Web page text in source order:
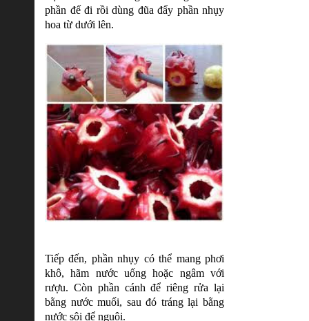
phần đế đi rồi dùng đũa đẩy phần nhụy
hoa từ dưới lên.
Tiếp đến, phần nhụy có thể mang phơi
khô, hãm nước uống hoặc ngâm với
rượu. Còn phần cánh để riêng rửa lại
bằng nước muối, sau đó tráng lại bằng
nước sôi để nguội.